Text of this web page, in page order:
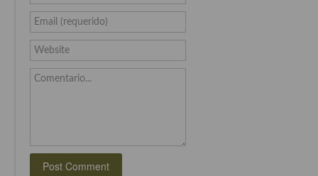
Email (requerido)
Website
Comentario...